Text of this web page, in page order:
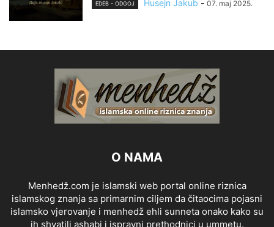
EDEB - ODGOJ Husejn Jakub - 07. maj 2025.
O NAMA
Menhedž.com je islamski web portal online riznica
islamskog znanja sa primarnim ciljem da čitaocima pojasni
islamsko vjerovanje i menhedž ehli sunneta onako kako su
ih shvatili ashabi i ispravni prethodnici u ummetu.